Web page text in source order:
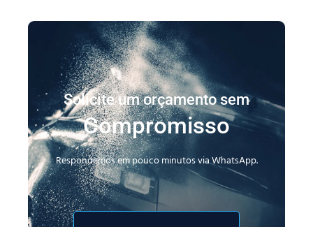
Solicite um orçamento sem
Compromisso
Respondemos em pouco minutos via WhatsApp.